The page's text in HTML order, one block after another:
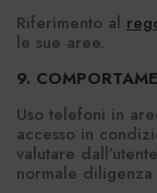
Riferimento al
le sue aree.
9.
Uso telefoni in
accesso in
valutare
normale diligenza